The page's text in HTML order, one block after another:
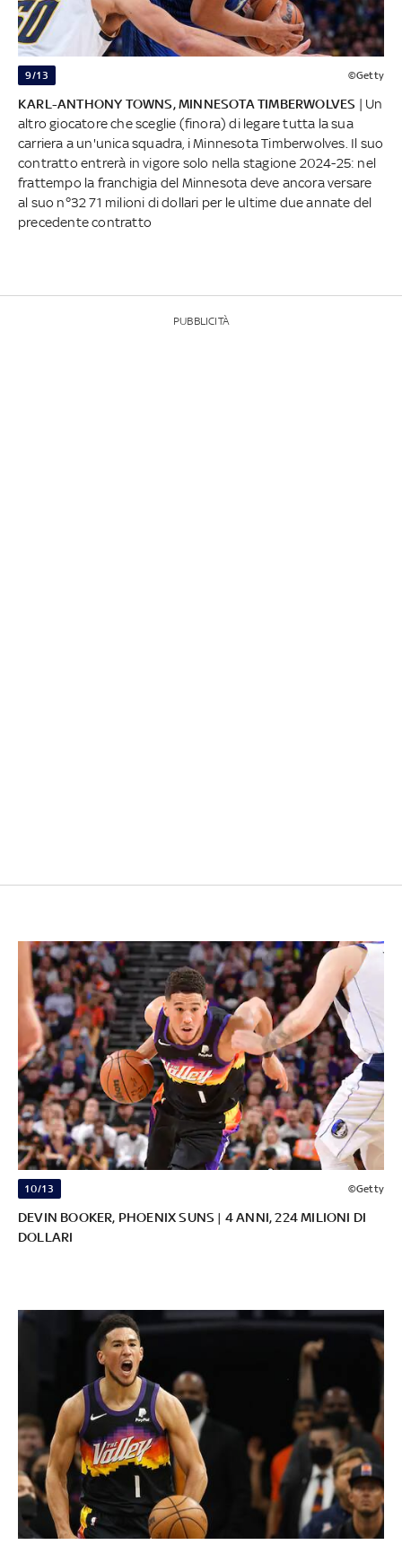
9/13 ©Getty
KARL-ANTHONY TOWNS, MINNESOTA TIMBERWOLVES | Un
altro giocatore che sceglie (finora) di legare tutta la sua
carriera a un'unica squadra, i Minnesota Timberwolves. Il suo
contratto entrerà in vigore solo nella stagione 2024-25: nel
frattempo la franchigia del Minnesota deve ancora versare
al suo n°32 71 milioni di dollari per le ultime due annate del
precedente contratto
PUBBLICITÀ
10/13 ©Getty
DEVIN BOOKER, PHOENIX SUNS | 4 ANNI, 224 MILIONI DI
DOLLARI